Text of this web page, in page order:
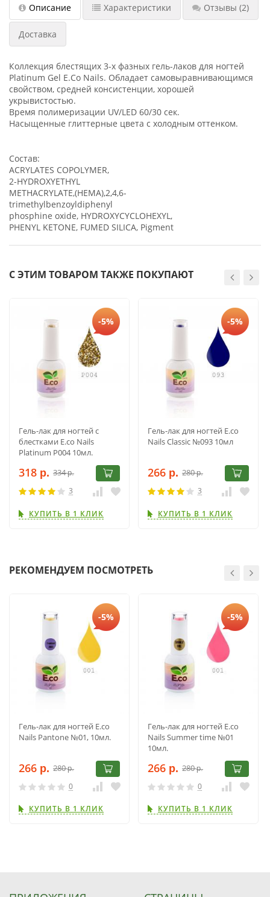
Описание Характеристики Отзывы (2)
Доставка
Коллекция блестящих 3-х фазных гель-лаков для ногтей
Platinum Gel E.Co Nails. Обладает самовыравнивающимся
свойством, средней консистенции, хорошей
укрывистостью.
Время полимеризации UV/LED 60/30 сек.
Насыщенные глиттерные цвета с холодным оттенком.
Состав:
ACRYLATES COPOLYMER,
2-HYDROXYETHYL
METHACRYLATE,(HEMA),2,4,6-
trimethylbenzoyldiphenyl
phosphine oxide, HYDROXYCYCLOHEXYL,
PHENYL KETONE, FUMED SILICA, Pigment
С ЭТИМ ТОВАРОМ ТАКЖЕ ПОКУПАЮТ
-5%
Гель-лак для ногтей с
блестками E.co Nails
Platinum P004 10мл.
318 р. 334р.
3
КУПИТЬ В 1 КЛИК
-5%
Гель-лак для ногтей E.co
Nails Classic №093 10мл
266 р. 280р.
3
КУПИТЬ В 1 КЛИК
РЕКОМЕНДУЕМ ПОСМОТРЕТЬ
-5%
Гель-лак для ногтей E.co
Nails Pantone №01, 10мл.
266 р. 280р.
0
КУПИТЬ В 1 КЛИК
-5%
Гель-лак для ногтей E.co
Nails Summer time №01
10мл.
266 р. 280р.
0
КУПИТЬ В 1 КЛИК